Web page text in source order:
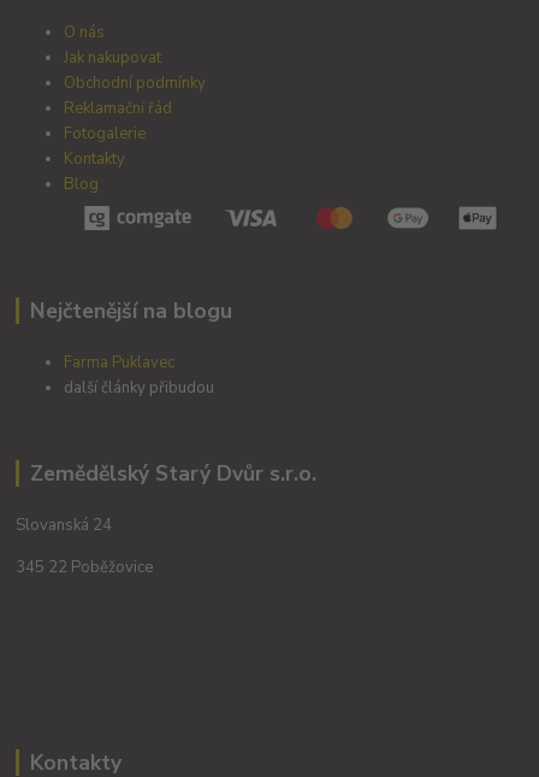
O nás
Jak nakupovat
Obchodní podmínky
Reklamační řád
Fotogalerie
Kontakty
Blog
Nejčtenější na blogu
Farma Puklavec
další články přibudou
Zemědělský Starý Dvůr s.r.o.
Slovanská 24
345 22 Poběžovice
Kontakty